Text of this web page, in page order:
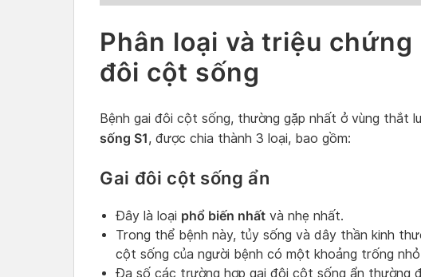
Phân loại và triệu chứng
đôi cột sống
Bệnh gai đôi cột sống, thường gặp nhất ở vùng thắt
sống S1, được chia thành 3 loại, bao gồm:
Gai đôi cột sống ẩn
Đây là loại phổ biến nhất và nhẹ nhất.
Trong thể bệnh này, tủy sống và dây thần kinh
cột sống của người bệnh có một khoảng trống
Đa số các trường hợp gai đôi cột sống ẩn thường